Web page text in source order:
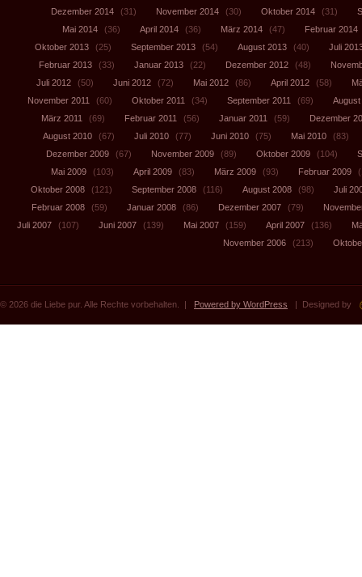
Dezember 2014
(31) November 2014 (30) Oktober 2014 (31)
Mai 2014
(36) April 2014 (36) März 2014 (47) Februar 2014
Oktober 2013
(25) September 2013 (54) August 2013 (40)
Juli
Februar 2013
(33) Januar 2013 (22) Dezember 2012 (48)
Juli 2012
(50) Juni 2012 (72) Mai 2012 (86) April 2012 (58)
November 2011
(60) Oktober 2011 (34) September 2011 (69)
August
März 2011
(69) Februar 2011 (56) Januar 2011 (59)
Dezember
August 2010
(67) Juli 2010 (77) Juni 2010 (75) Mai 2010
(83)
Dezember 2009
(67) November 2009 (89) Oktober 2009 (104)
Mai 2009
(103) April 2009 (83) März 2009 (93) Februar 2009
Oktober 2008
(121) September 2008 (116) August 2008 (98)
Juli
Februar 2008
(59) Januar 2008 (86) Dezember 2007 (79)
Juli 2007
(107) Juni 2007 (139) Mai 2007 (159) April 2007 (136)
November 2006
(213)
© 2026 die Liebe pur. Alle Rechte vorbehalten. | Powered by WordPress | Designed by